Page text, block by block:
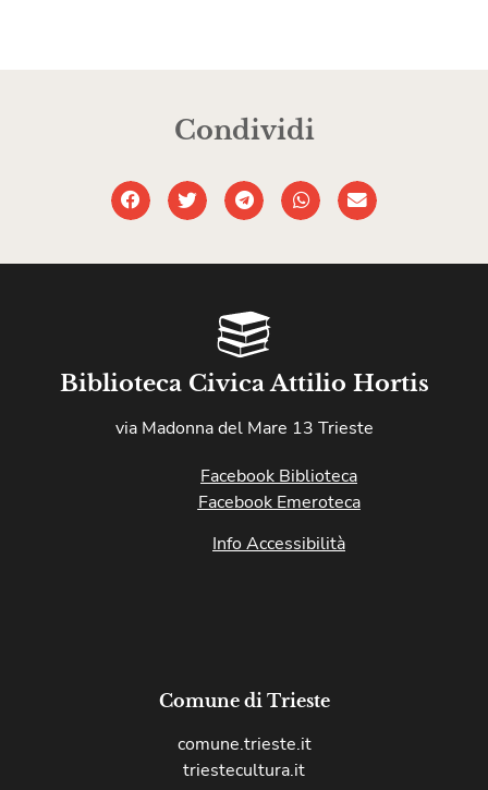
Condividi
Biblioteca Civica Attilio Hortis
via Madonna del Mare 13 Trieste
Facebook Biblioteca
Facebook Emeroteca
Info Accessibilità
Comune di Trieste
comune.trieste.it
triestecultura.it